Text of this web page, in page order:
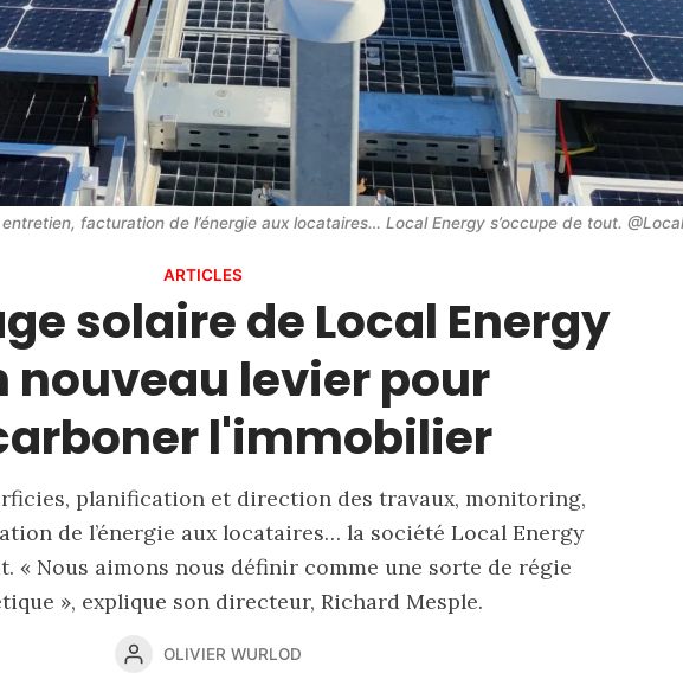
ARTICLES
solaire de Local Energy
nouveau levier pour
l'immobilier
planification et direction des travaux, monitoring,
de l’énergie aux locataires… la société Local Energy
« Nous aimons nous définir comme une sorte de régie
», explique son directeur, Richard Mesple.
OLIVIER WURLOD
facturation de l’énergie aux locataires… Local Energy s’occupe de tout.